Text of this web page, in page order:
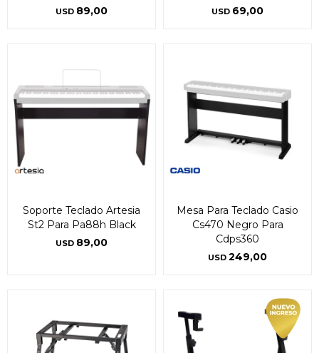
USD 89,00 USD 69,00
Soporte Teclado Artesia
St2 Para Pa88h Black
USD 89,00
Mesa Para Teclado Casio
Cs470 Negro Para
Cdps360
USD 249,00